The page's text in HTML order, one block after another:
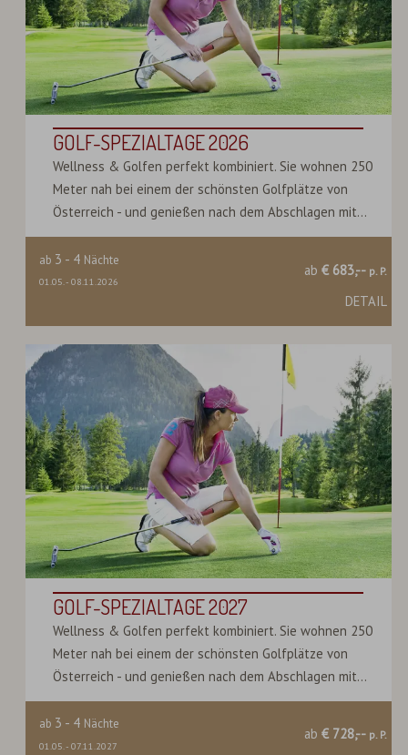
GOLF-SPEZIALTAGE 2026
Wellness & Golfen perfekt kombiniert. Sie wohnen 250
Meter nah bei einem der schönsten Golfplätze von
Österreich - und genießen nach dem Abschlagen mit...
ab 3 - 4 Nächte
01.05.-08.11.2026
ab € 683,-- p. P.
DETAIL
GOLF-SPEZIALTAGE 2027
Wellness & Golfen perfekt kombiniert. Sie wohnen 250
Meter nah bei einem der schönsten Golfplätze von
Österreich - und genießen nach dem Abschlagen mit...
ab 3 - 4 Nächte
01.05. -07.11.2027
ab € 728,-- p. P.